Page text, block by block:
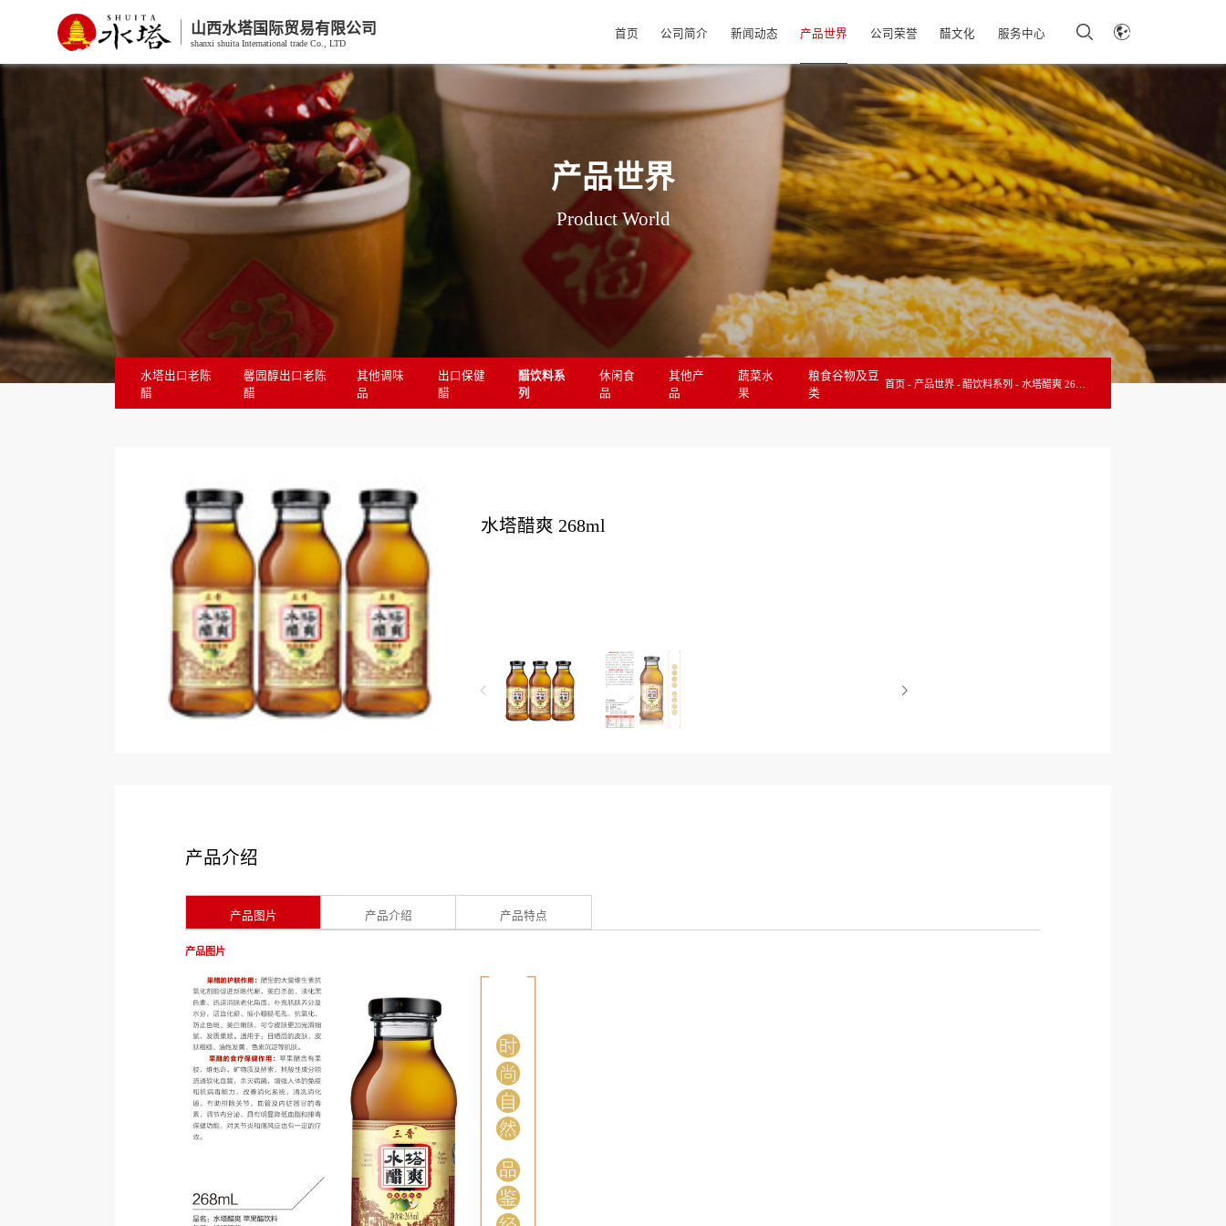
山西水塔国际贸易有限公司
shanxi shuita International trade Co., LTD
首页 公司简介 新闻动态 产品世界 公司荣誉 醋文化 服务中心
产品世界
Product World
水塔出口老陈
醋
馨园醇出口老陈
醋
其他调味
品
出口保健
醋
醋饮料系
列
休闲食
品
其他产
品
蔬菜水
果
粮食谷物及豆
类
首页 产品世界 醋饮料系列
水塔醋爽 268ml
产品介绍
产品图片 产品介绍 产品特点
产品图片